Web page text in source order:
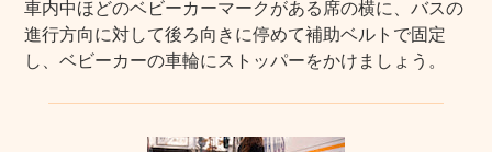
車内中ほどのベビーカーマークがある席の横に、バスの
進行方向に対して後ろ向きに停めて補助ベルトで固定
し、ベビーカーの車輪にストッパーをかけましょう。